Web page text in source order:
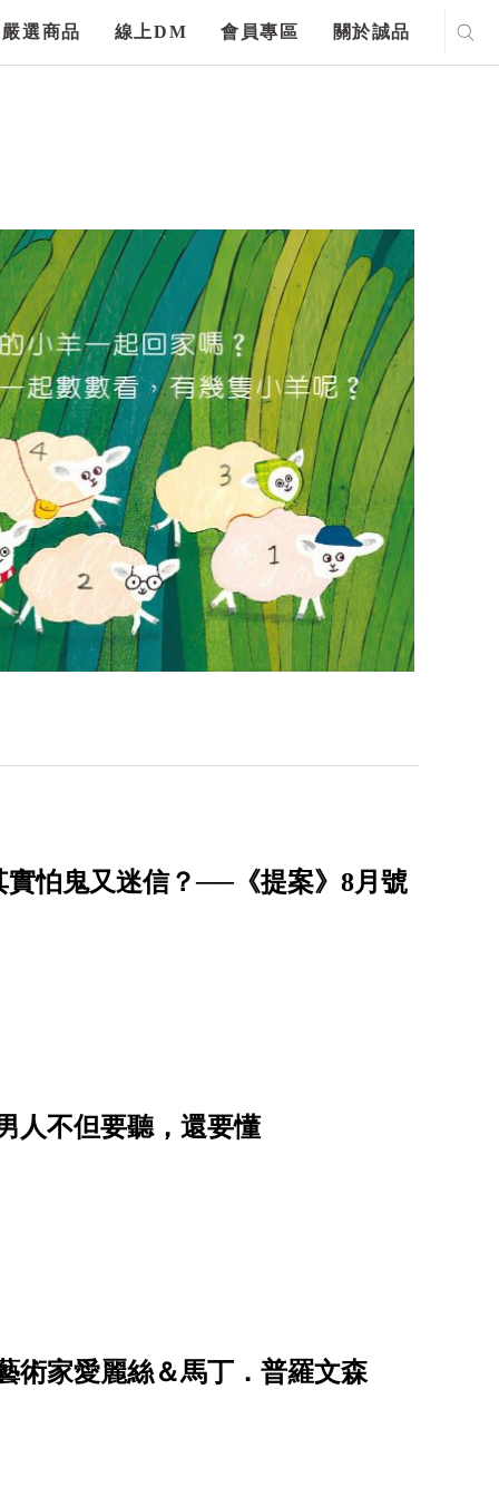
嚴選商品 線上DM 會員專區 關於誠品
怕鬼又迷信？──《提案》8月號
人不但要聽，還要懂
術家愛麗絲＆馬丁．普羅文森